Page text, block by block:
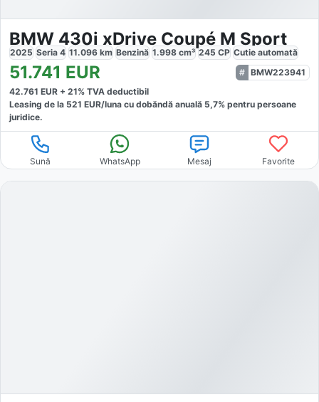
BMW 430i xDrive Coupé M Sport
2025 Seria 4 11.096 km Benzină 1.998 cm³ 245 CP Cutie automată
51.741 EUR
BMW223941
42.761 EUR + 21% TVA deductibil
Leasing de la 521 EUR/luna cu dobăndă anuală 5,7% pentru persoane
juridice.
Sună WhatsApp Mesaj Favorite